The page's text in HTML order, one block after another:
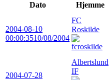
Dato Hjemme
2004-08-10
00:00:3510/08/2004
FC
Roskilde
2004-07-28
Albertslund
IF